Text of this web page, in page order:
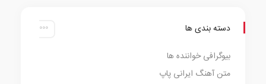
دسته بندی ها
بیوگرافی خواننده ها
متن آهنگ ایرانی پاپ